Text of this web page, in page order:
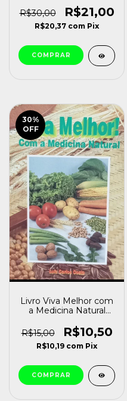
R$30,00
R$21,00
R$20,37 com Pix
30%
OFF
Livro Viva Melhor com
a Medicina Natural
[usado]
R$15,00 R$10,50
R$10,19 com Pix